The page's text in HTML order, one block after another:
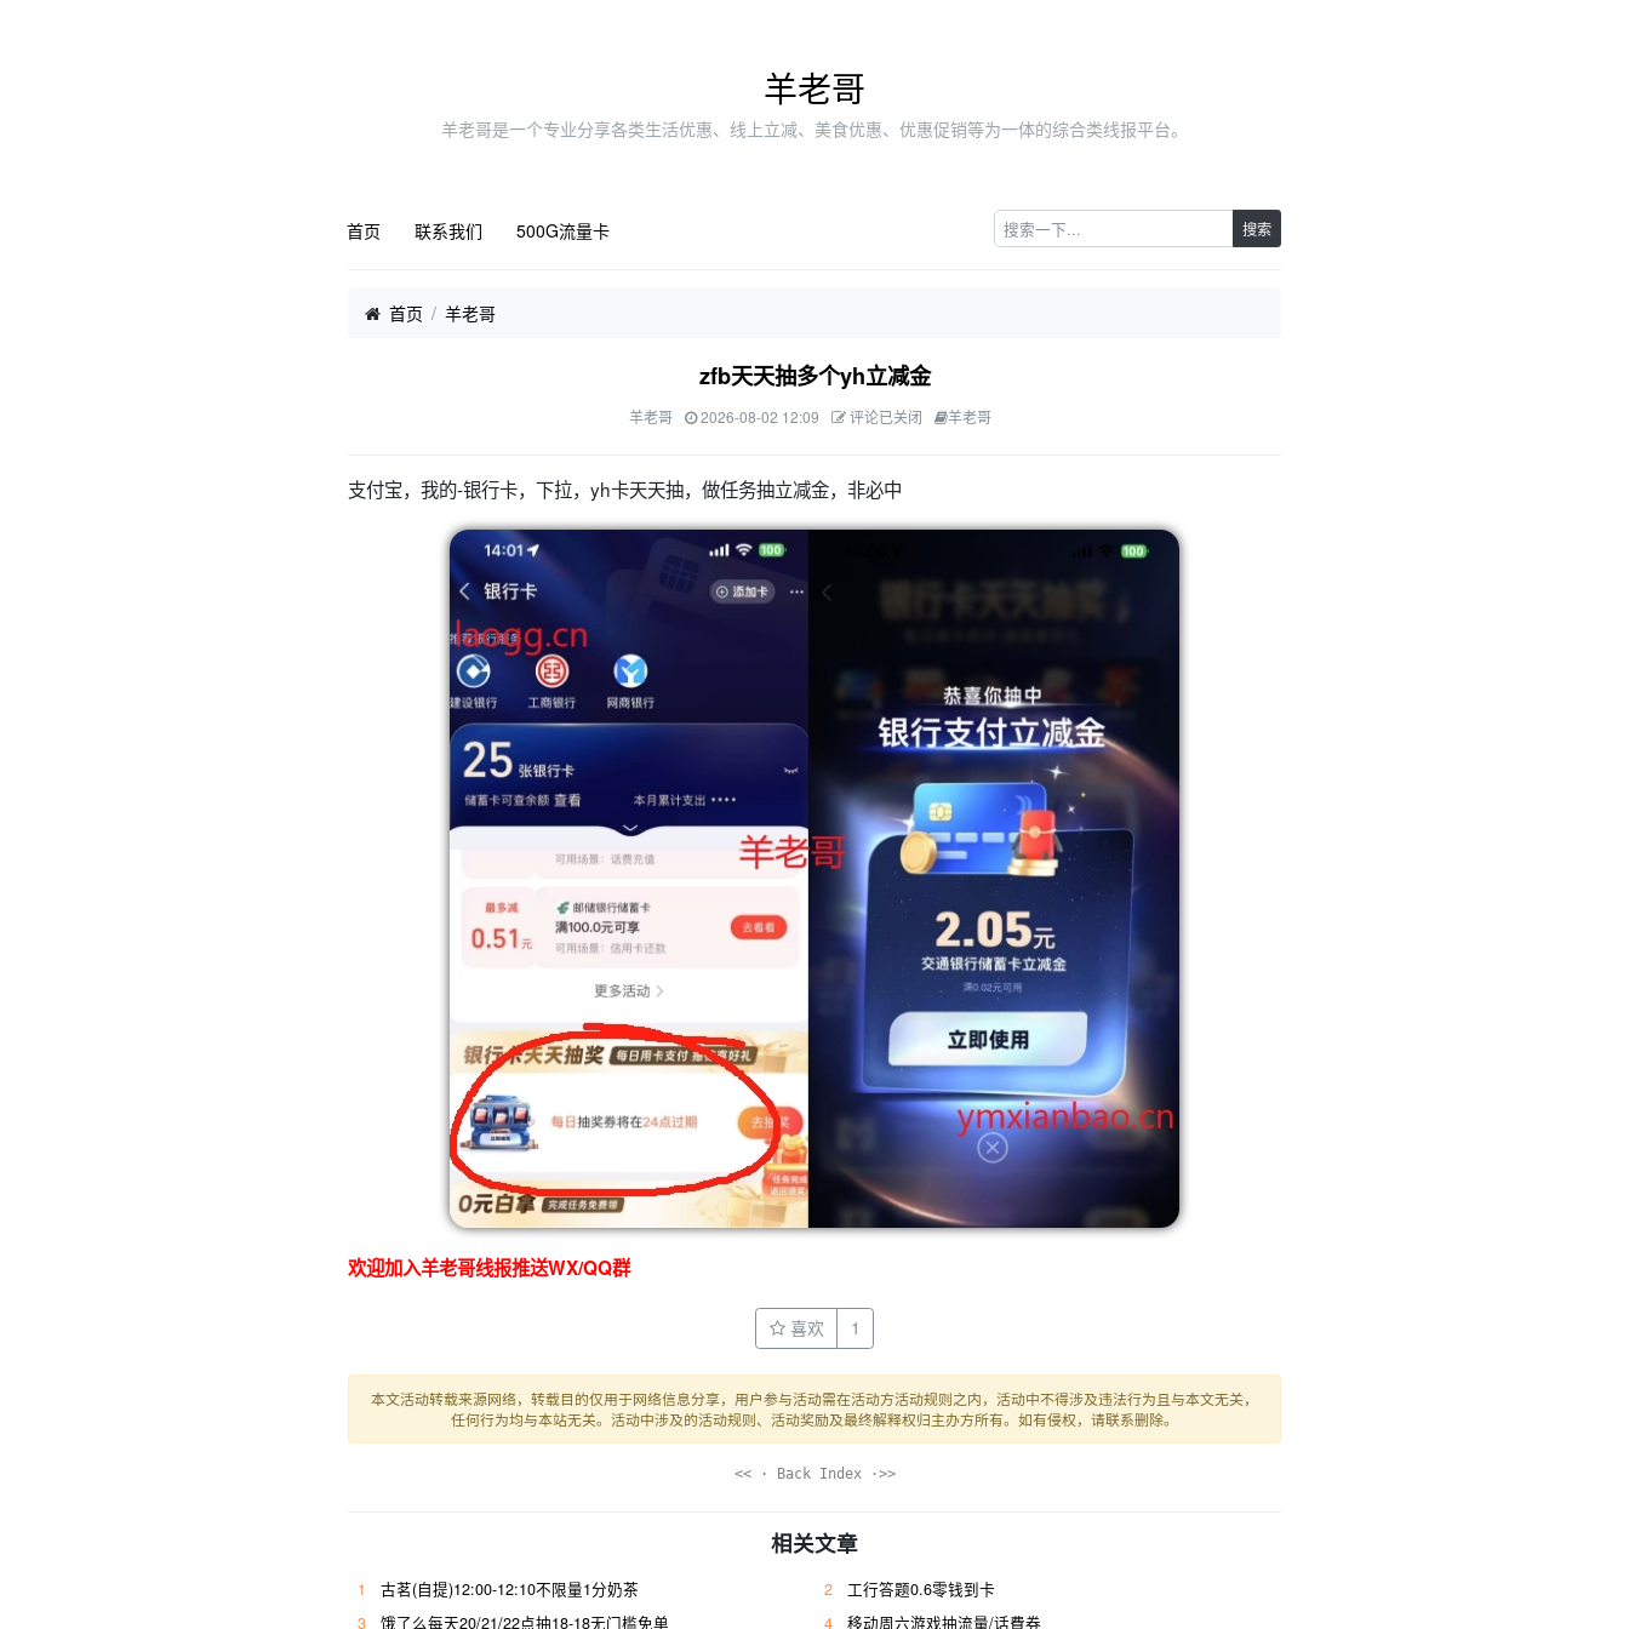
羊老哥
羊老哥是一个专业分享各类生活优惠、线上立减、美食优惠、优惠促销等为一体的综合类线报平台。
首页 联系我们 500G流量卡 搜索
首页 羊老哥
zfb天天抽多个yh立减金
羊老哥 2026-08-02 12:09 评论已关闭 羊老哥
支付宝，我的-银行卡，下拉，yh卡天天抽，做任务抽立减金，非必中
欢迎加入羊老哥线报推送WX/QQ群
喜欢 1
本文活动转载来源网络，转载目的仅用于网络信息分享，用户参与活动需在活动方活动规则之内，活动中不得涉及违法行为且与本文无关，
任何行为均与本站无关。活动中涉及的活动规则、活动奖励及最终解释权归主办方所有。如有侵权，请联系删除。
<< · Back Index ·>>
相关文章
1 古茗(自提)12:00-12:10不限量1分奶茶 2
工行答题0.6零钱到卡
3
饿了么每天20/21/22点抽18-18无门槛免单 4 移动周六游戏抽流量/话費券